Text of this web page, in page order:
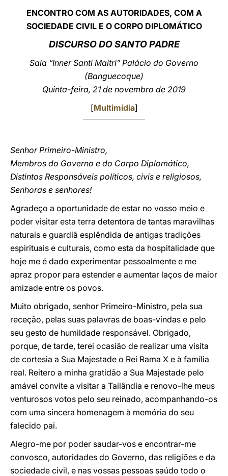
ENCONTRO COM AS AUTORIDADES, COM A
SOCIEDADE CIVIL E O CORPO DIPLOMÁTICO
DISCURSO DO SANTO PADRE
Sala “Inner Santi Maitri” Palácio do Governo
(Banguecoque)
Quinta-feira, 21 de novembro de 2019
[Multimídia]
Senhor Primeiro-Ministro,
Membros do Governo e do Corpo Diplomático,
Distintos Responsáveis políticos, civis e religiosos,
Senhoras e senhores!
Agradeço a oportunidade de estar no vosso meio e
poder visitar esta terra detentora de tantas maravilhas
naturais e guardiã esplêndida de antigas tradições
espirituais e culturais, como esta da hospitalidade que
hoje me é dado experimentar pessoalmente e me
apraz propor para estender e aumentar laços de maior
amizade entre os povos.
Muito obrigado, senhor Primeiro-Ministro, pela sua
receção, pelas suas palavras de boas-vindas e pelo
seu gesto de humildade responsável. Obrigado,
porque, de tarde, terei ocasião de realizar uma visita
de cortesia a Sua Majestade o Rei Rama X e à família
real. Reitero a minha gratidão a Sua Majestade pelo
amável convite a visitar a Tailândia e renovo-lhe meus
venturosos votos pelo seu reinado, acompanhando-os
com uma sincera homenagem à memória do seu
falecido pai.
Alegro-me por poder saudar-vos e encontrar-me
convosco, autoridades do Governo, das religiões e da
sociedade civil, e nas vossas pessoas saúdo todo o